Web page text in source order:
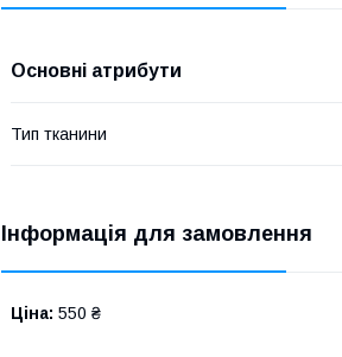
Основні атрибути
Тип тканини
Інформація для замовлення
Ціна: 550 ₴